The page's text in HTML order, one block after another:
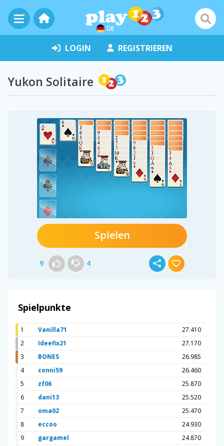
DE
LOGIN REGISTRIEREN
Yukon Solitaire
Spielen
9 4
Spielpunkte
1 Vanilla71
27.410
2
Ideefix21
27.170
3
BONES
26.985
4
conni59
26.460
5
zf06
25.870
6
dani13
25.520
7
oma02
25.470
8
eccoo
24.930
9
gargamel
24.870